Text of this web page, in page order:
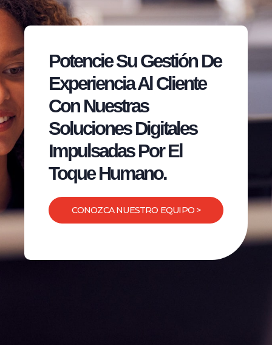
Potencie Su Gestión De
Experiencia Al Cliente
Con Nuestras
Soluciones Digitales
Impulsadas Por El
Toque Humano.
CONOZCA NUESTRO EQUIPO >